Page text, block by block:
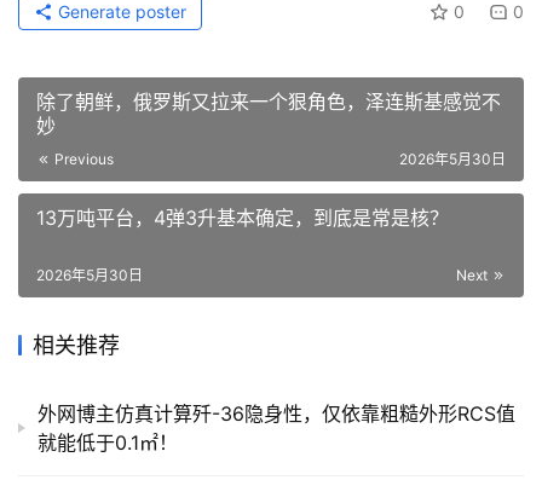
0 0
Generate poster
除了朝鲜，俄罗斯又拉来一个狠角色，泽连斯基感觉不
妙
Previous 2026年5月30日
13万吨平台，4弹3升基本确定，到底是常是核？
Next
2026年5月30日
相关推荐
外网博主仿真计算歼-36隐身性，仅依靠粗糙外形RCS值
就能低于0.1㎡！